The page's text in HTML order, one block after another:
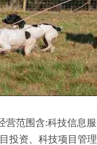
范围含:科技信息
投资、科技项目管